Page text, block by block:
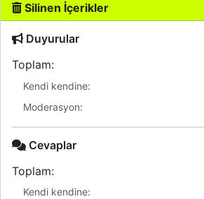
Silinen İçerikler
Duyurular
Toplam:
Kendi kendine:
Moderasyon:
Cevaplar
Toplam:
Kendi kendine: